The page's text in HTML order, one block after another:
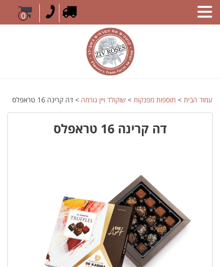
0
עמוד הבית > תוספות מפנקות > שוקולד ויין גורמה > דה קרינה 16 טראפלס
דה קרינה 16 טראפלס